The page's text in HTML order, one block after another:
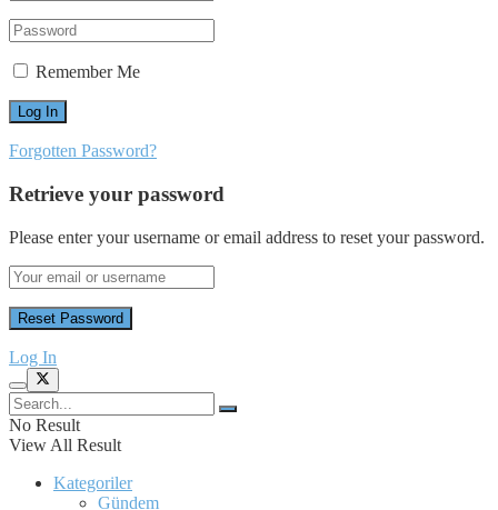
Remember Me
Forgotten Password?
Retrieve your password
Please enter your username or email address to reset your password.
Log In
No Result
View All Result
Kategoriler
Gündem